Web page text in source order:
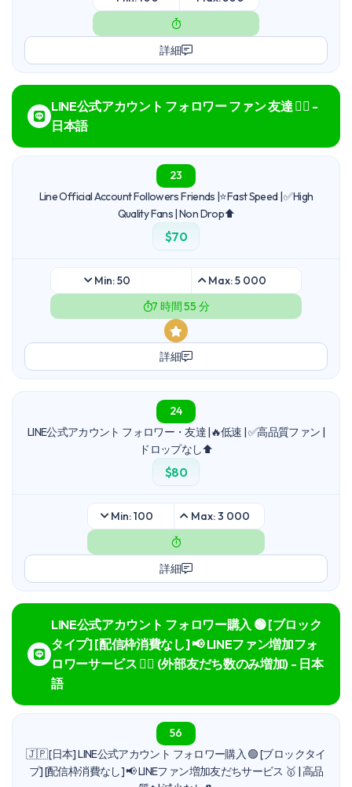
詳細
LINE公式アカウント フォロワー ファン 友達 🙆‍♂️ -
日本語
23
Line Official Account Followers Friends |⭐Fast Speed | ✅High
Quality Fans | Non Drop⬆️
$70
Min: 50
Max: 5 000
7 時間 55 分
詳細
24
LINE公式アカウント フォロワー・友達 |🔥低速 | ✅高品質ファン |
ドロップなし⬆️
$80
Min: 100 Max: 3 000
詳細
LINE公式アカウント フォロワー購入 🟢 [ブロック
タイプ] [配信枠消費なし] 📢 LINEファン増加フォ
ロワーサービス 🙆‍♀️ (外部友だち数のみ増加) - 日本
語
56
🇯🇵 [日本] LINE公式アカウント フォロワー購入 🟢 [ブロックタイ
プ] [配信枠消費なし] 📢 LINEファン増加友だちサービス 🥇 | 高品